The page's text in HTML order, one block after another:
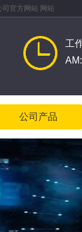
官方网站 网站
工
公司产品